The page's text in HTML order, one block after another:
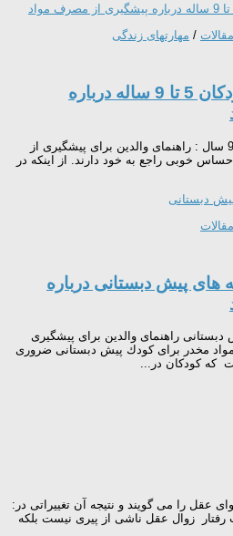
مقالات / مهارتهای زندگی
روش صحبت کردن با كودكان 5 تا 9 ساله درباره
روش صحبت کردن با كودكان 5 تا 9 سال : راهنمای والدين برای پيشگيری از
9 ساله معمولا احساس خوبی راجع به خود دارند. از اینكه در
مقالات
پیش دبستانی درباره
راهنمای والدين برای پيشگيری
مخدر برای كودك پیش دبستانی ضروری
كه كودكان در...
عقل را می گویند و نتیجه آن تغییراتی در:
زوال عقل ناشی از پیری نیست بلکه